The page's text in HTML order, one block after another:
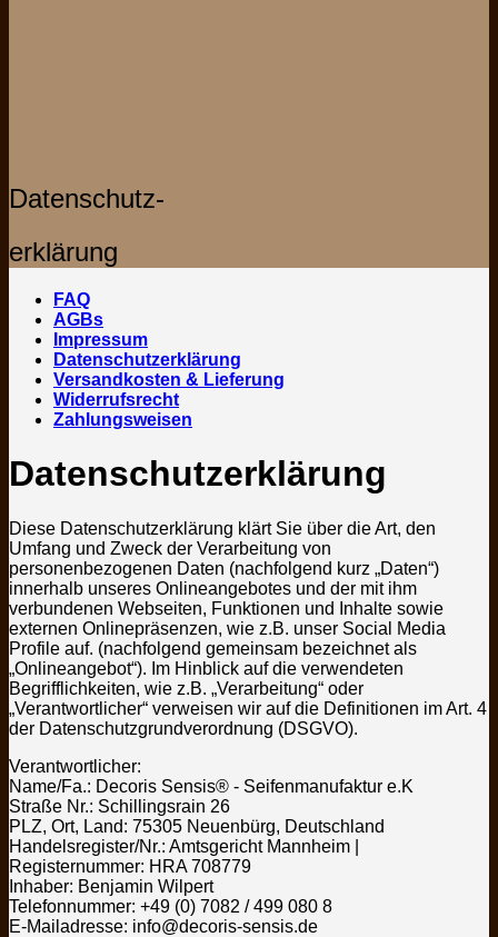
Datenschutz-
erklärung
FAQ
AGBs
Impressum
Datenschutzerklärung
Versandkosten & Lieferung
Widerrufsrecht
Zahlungsweisen
Datenschutzerklärung
Diese Datenschutzerklärung klärt Sie über die Art, den
Umfang und Zweck der Verarbeitung von
personenbezogenen Daten (nachfolgend kurz „Daten“)
innerhalb unseres Onlineangebotes und der mit ihm
verbundenen Webseiten, Funktionen und Inhalte sowie
externen Onlinepräsenzen, wie z.B. unser Social Media
Profile auf. (nachfolgend gemeinsam bezeichnet als
„Onlineangebot“). Im Hinblick auf die verwendeten
Begrifflichkeiten, wie z.B. „Verarbeitung“ oder
„Verantwortlicher“ verweisen wir auf die Definitionen im Art. 4
der Datenschutzgrundverordnung (DSGVO).
Verantwortlicher:
Name/Fa.: Decoris Sensis® - Seifenmanufaktur e.K
Straße Nr.: Schillingsrain 26
PLZ, Ort, Land: 75305 Neuenbürg, Deutschland
Handelsregister/Nr.: Amtsgericht Mannheim |
Registernummer: HRA 708779
Inhaber: Benjamin Wilpert
Telefonnummer: +49 (0) 7082 / 499 080 8
E-Mailadresse: info@decoris-sensis.de